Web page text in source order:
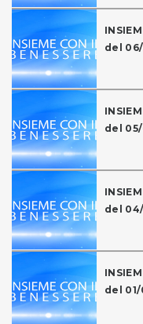
del
del
del
del